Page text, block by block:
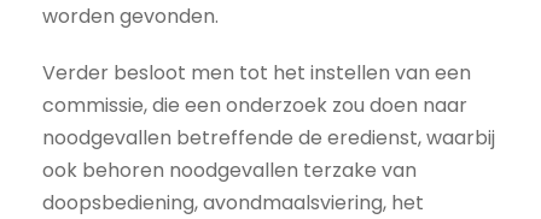
worden gevonden.
Verder besloot men tot het instellen van een
commissie, die een onderzoek zou doen naar
noodgevallen betreffende de eredienst, waarbij
ook behoren noodgevallen terzake van
doopsbediening, avondmaalsviering, het